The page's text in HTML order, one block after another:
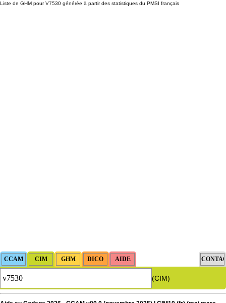
Liste de GHM pour V7530 générée à partir des statistiques du PMSI français
(CIM)